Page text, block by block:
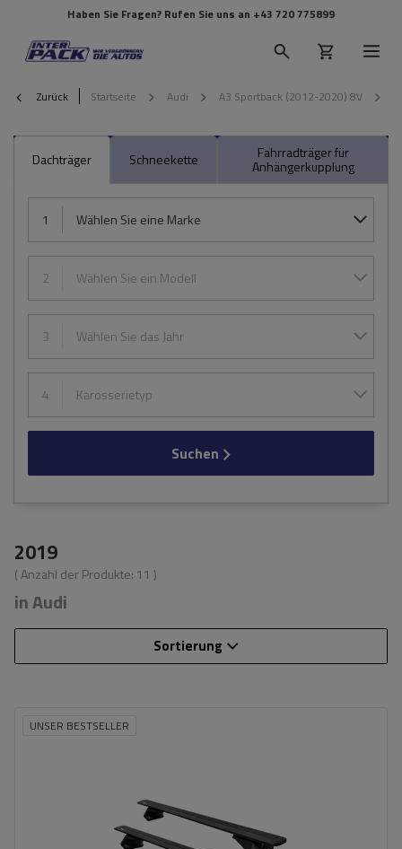
Haben Sie Fragen? Rufen Sie uns an +43 720 775899
Zurück Startseite Audi A3 Sportback (2012-2020) 8V
Dachträger Schneekette Fahrradträger für
Anhängerkupplung
1 Wählen Sie eine Marke
2 Wählen Sie ein Modell
3 Wählen Sie das Jahr
4 Karosserietyp
Suchen
2019
( Anzahl der Produkte: 11 )
in Audi
Sortierung
UNSER BESTSELLER